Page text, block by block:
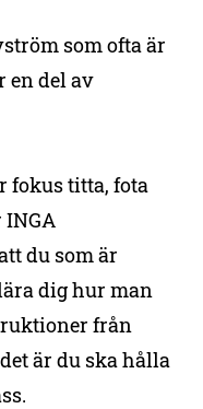
som ofta är
en del av
fokus titta, fota
INGA
du som är
dig hur man
från
är du ska hålla